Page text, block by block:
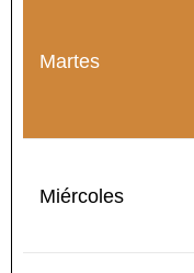
Martes
Miércoles